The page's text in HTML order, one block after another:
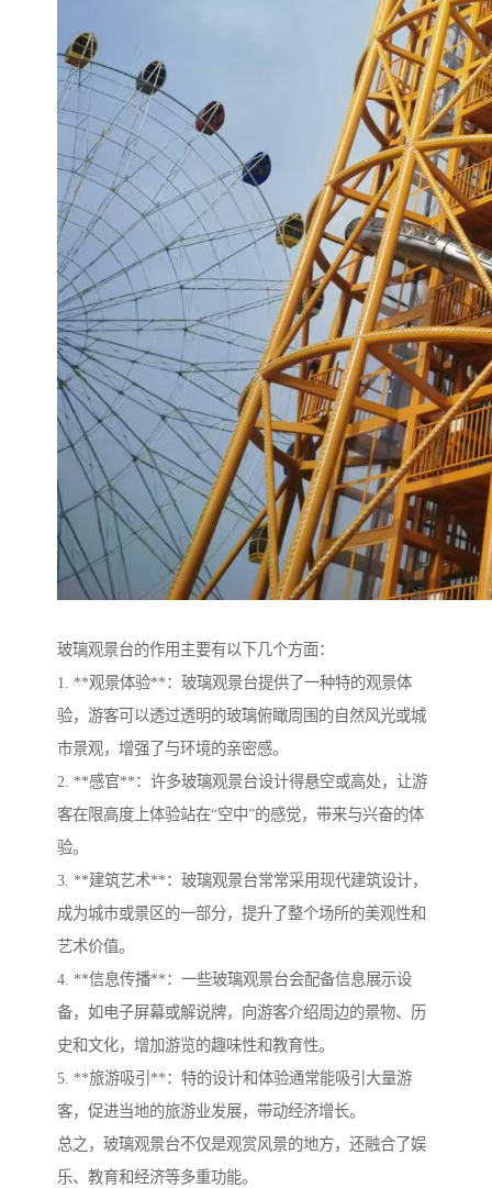
玻璃观景台的作用主要有以下几个方面：
1. **观景体验**：玻璃观景台提供了一种特的观景体
验，游客可以透过透明的玻璃俯瞰周围的自然风光或城
市景观，增强了与环境的亲密感。
2. **感官**：许多玻璃观景台设计得悬空或高处，让游
客在限高度上体验站在“空中”的感觉，带来与兴奋的体
验。
3. **建筑艺术**：玻璃观景台常常采用现代建筑设计，
成为城市或景区的一部分，提升了整个场所的美观性和
艺术价值。
4. **信息传播**：一些玻璃观景台会配备信息展示设
备，如电子屏幕或解说牌，向游客介绍周边的景物、历
史和文化，增加游览的趣味性和教育性。
5. **旅游吸引**：特的设计和体验通常能吸引大量游
客，促进当地的旅游业发展，带动经济增长。
总之，玻璃观景台不仅是观赏风景的地方，还融合了娱
乐、教育和经济等多重功能。